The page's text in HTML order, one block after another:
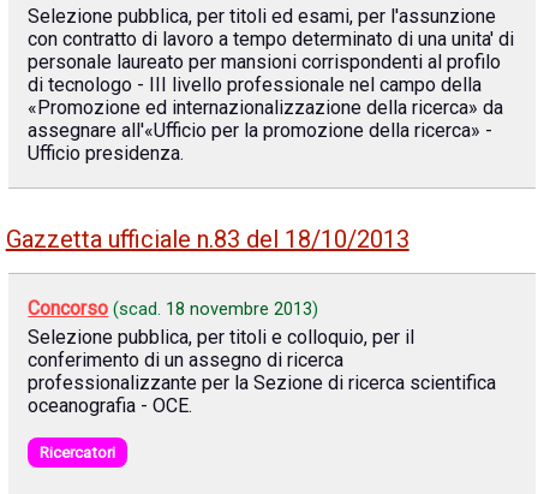
Selezione pubblica, per titoli ed esami, per l'assunzione
con contratto di lavoro a tempo determinato di una unita' di
personale laureato per mansioni corrispondenti al profilo
di tecnologo - III livello professionale nel campo della
«Promozione ed internazionalizzazione della ricerca» da
assegnare all'«Ufficio per la promozione della ricerca» -
Ufficio presidenza.
Gazzetta ufficiale n.83 del 18/10/2013
Concorso (scad. 18 novembre 2013)
Selezione pubblica, per titoli e colloquio, per il
conferimento di un assegno di ricerca
professionalizzante per la Sezione di ricerca scientifica
oceanografia - OCE.
Ricercatori